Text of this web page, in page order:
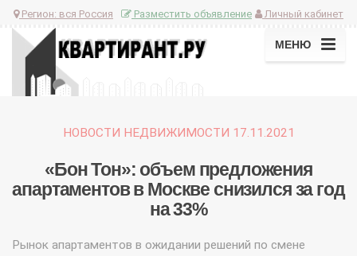
Регион: вся Россия Личный кабинет
Разместить объявление
МЕНЮ
НОВОСТИ НЕДВИЖИМОСТИ 17.11.2021
«Бон Тон»: объем предложения
апартаментов в Москве снизился за год
на 33%
Рынок апартаментов в ожидании решений по смене